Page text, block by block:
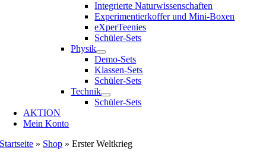
Integrierte Naturwissenschaften
Experimentierkoffer und Mini-Boxen
eXperTeenies
Schüler-Sets
Physik
Demo-Sets
Klassen-Sets
Schüler-Sets
Technik
Schüler-Sets
AKTION
Mein Konto
Startseite » Shop »Erster Weltkrieg